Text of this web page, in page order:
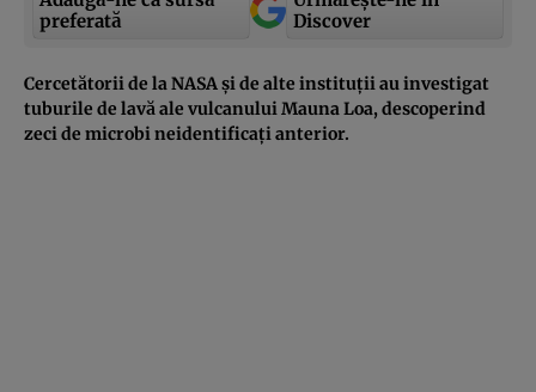
preferată
Discover
Cercetătorii de la NASA și de alte instituții au investigat
tuburile de lavă ale vulcanului Mauna Loa, descoperind
zeci de microbi neidentificați anterior.